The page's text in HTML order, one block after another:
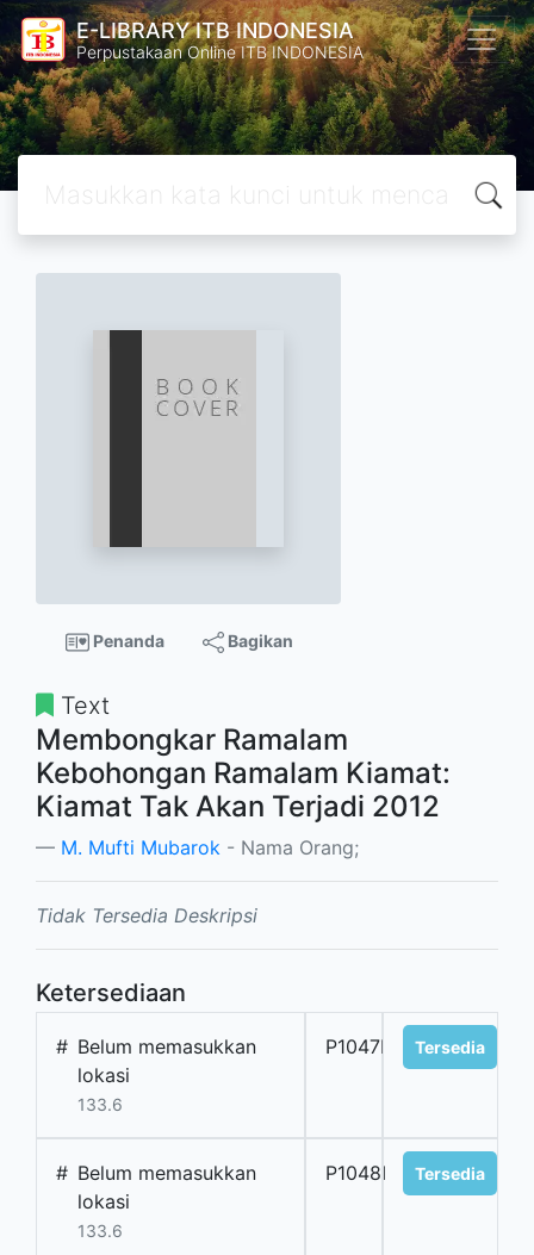
E-LIBRARY ITB INDONESIA
Perpustakaan Online ITB INDONESIA
Penanda Bagikan
Text
Membongkar Ramalam
Kebohongan Ramalam Kiamat:
Kiamat Tak Akan Terjadi 2012
M. Mufti Mubarok - Nama Orang;
Tidak Tersedia Deskripsi
Ketersediaan
# Belum memasukkan
lokasi
133.6
P1047I Tersedia
# Belum memasukkan
lokasi
133.6
P1048I Tersedia